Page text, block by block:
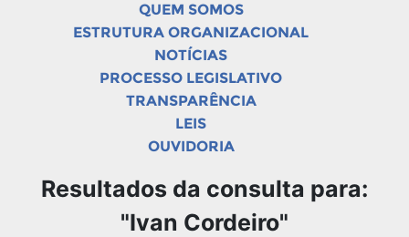
QUEM SOMOS
ESTRUTURA ORGANIZACIONAL
NOTÍCIAS
PROCESSO LEGISLATIVO
TRANSPARÊNCIA
LEIS
OUVIDORIA
Resultados da consulta para:
"Ivan Cordeiro"